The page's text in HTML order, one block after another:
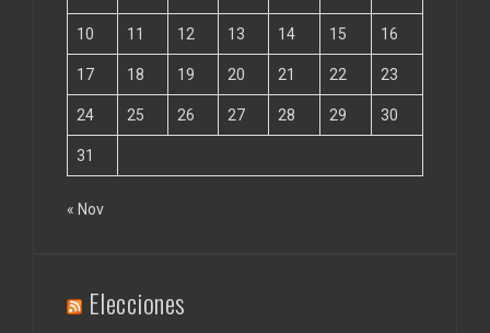
10 11 12 13 14 15 16
17 18 19 20 21 22 23
24 25 26 27 28 29 30
31
« Nov
Elecciones